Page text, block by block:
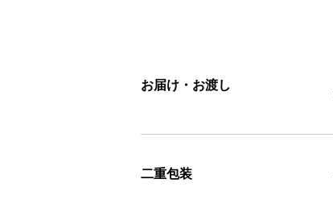
お届け・お渡し
二重包装